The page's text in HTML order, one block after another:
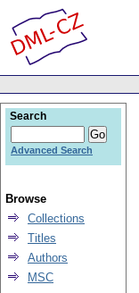
Search
Advanced Search
Browse
Collections
Titles
Authors
MSC